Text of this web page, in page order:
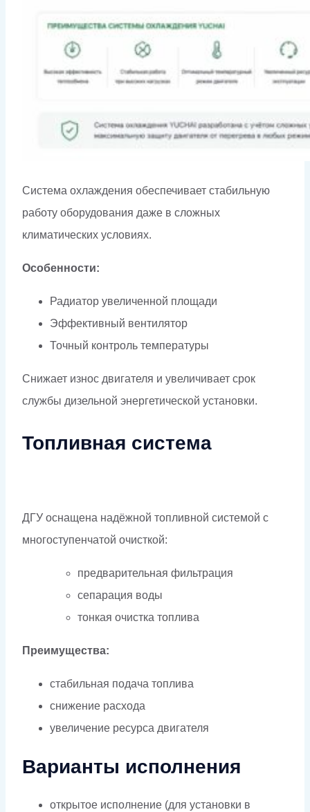
Система охлаждения обеспечивает стабильную
работу оборудования даже в сложных
климатических условиях.
Особенности:
Радиатор увеличенной площади
Эффективный вентилятор
Точный контроль температуры
Снижает износ двигателя и увеличивает срок
службы дизельной энергетической установки.
Топливная система
ДГУ оснащена надёжной топливной системой с
многоступенчатой очисткой:
предварительная фильтрация
сепарация воды
тонкая очистка топлива
Преимущества:
стабильная подача топлива
снижение расхода
увеличение ресурса двигателя
Варианты исполнения
открытое исполнение (для установки в